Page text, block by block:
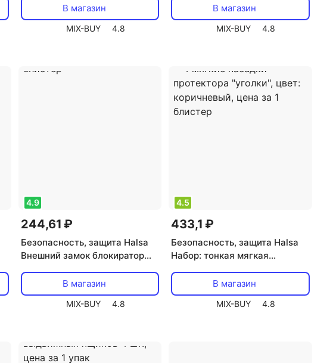
крепления на острые края + 4
мягкие насадки-протектора
"уголки", цвет: белый, цена за
В магазин
MIX-BUY 4.8
В магазин
MIX-BUY 4.8
4.9
244,61 ₽
Безопасность, защита Halsa
Внешний замок блокиратор
цена за 1 блистер
В магазин
MIX-BUY 4.8
4.5
433,1 ₽
Безопасность, защита Halsa
Набор: тонкая мягкая
крепления на острые края + 4
мягкие насадки-протектора
"уголки", цвет: коричневый,
В магазин
MIX-BUY 4.8